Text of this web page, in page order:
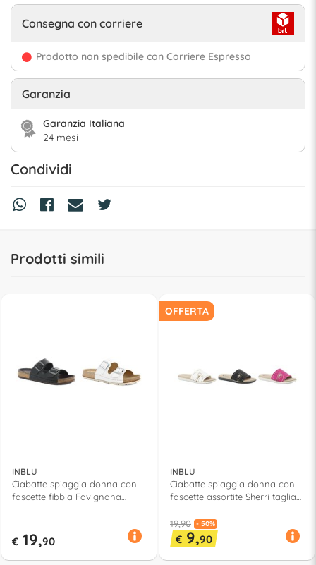
Consegna con corriere
Prodotto non spedibile con Corriere Espresso
Garanzia
Garanzia Italiana
24 mesi
Condividi
Prodotti simili
INBLU
Ciabatte spiaggia donna con
fascette fibbia Favignana
€ 19,90
OFFERTA
INBLU
Ciabatte spiaggia donna con
fascette assortite Sherri taglia
19,90 - 50%
€ 9,90